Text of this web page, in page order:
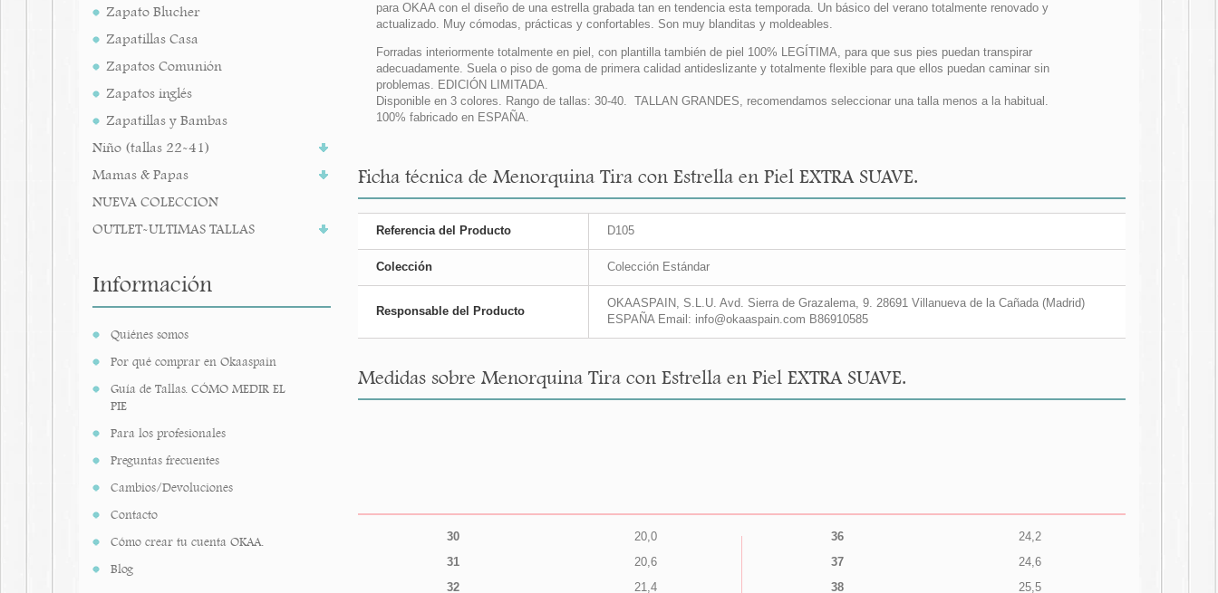
Zapato Blucher
Zapatillas Casa
Zapatos Comunión
Zapatos inglés
Zapatillas y Bambas
Niño (tallas 22-41)
Mamas & Papas
NUEVA COLECCION
OUTLET-ULTIMAS TALLAS
Información
Quiénes somos
Por qué comprar en Okaaspain
Guía de Tallas. CÓMO MEDIR EL
PIE
Para los profesionales
Preguntas frecuentes
Cambios/Devoluciones
Contacto
Cómo crear tu cuenta OKAA.
Blog
para OKAA con el diseño de una estrella grabada tan en tendencia esta temporada. Un básico del verano totalmente renovado y
actualizado. Muy cómodas, prácticas y confortables. Son muy blanditas y moldeables.
Forradas interiormente totalmente en piel, con plantilla también de piel 100% LEGÍTIMA, para que sus pies puedan transpirar
adecuadamente. Suela o piso de goma de primera calidad antideslizante y totalmente flexible para que ellos puedan caminar sin
problemas. EDICIÓN LIMITADA.
Disponible en 3 colores. Rango de tallas: 30-40. TALLAN GRANDES, recomendamos seleccionar una talla menos a la habitual.
100% fabricado en ESPAÑA.
Ficha técnica de Menorquina Tira con Estrella en Piel EXTRA SUAVE.
Referencia del Producto D105
Colección Colección Estándar
Responsable del Producto
OKAASPAIN, S.L.U. Avd. Sierra de Grazalema, 9. 28691 Villanueva de la Cañada (Madrid)
ESPAÑA Email: info@okaaspain.com B86910585
Medidas sobre Menorquina Tira con Estrella en Piel EXTRA SUAVE.
30
20,0
31
20,6
32
21,4
36
24,2
37
24,6
38
25,5